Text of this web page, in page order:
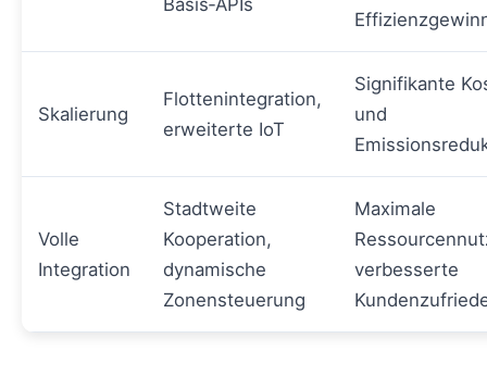
Skalierung
Flottenintegration,
erweiterte IoT
Signifikante
und
Volle
Integration
Stadtweite
Kooperation,
dynamische
Zonensteuerung
Maximale
verbesserte